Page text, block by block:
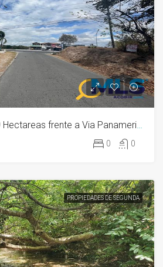
Gran terreno de 7.9 Hectareas frente a Via Panamericana junto a El Palmar
0 0
PROPIEDADES DE SEGUNDA